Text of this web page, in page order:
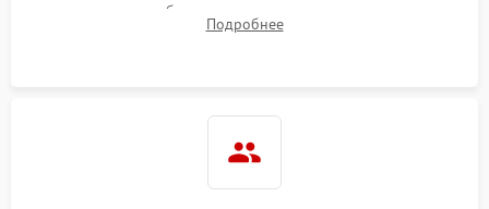
сопротивления обмоток мотора, проверка термостата и
считывание кодов ошибок с электронного дисплея.
Подробнее